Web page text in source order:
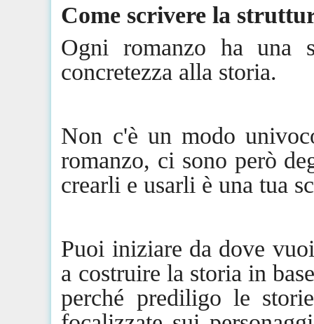
Come scrivere la
Ogni romanzo ha una
concretezza alla storia.
Non c'è un modo
romanzo, ci sono però
crearli e usarli è una tua
Puoi iniziare da dove
a costruire la storia in
perché prediligo le